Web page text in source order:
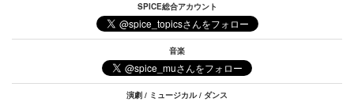
SPICE総合アカウント
音楽
演劇 / ミュージカル / ダンス